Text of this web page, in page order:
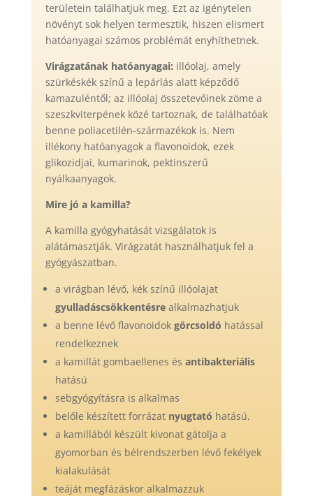
területein találhatjuk meg. Ezt az igénytelen
növényt sok helyen termesztik, hiszen elismert
hatóanyagai számos problémát enyhíthetnek.
Virágzatának hatóanyagai: illóolaj, amely
szürkéskék színű a lepárlás alatt képződő
kamazuléntől; az illóolaj összetevőinek zöme a
szeszkviterpének közé tartoznak, de találhatóak
benne poliacetilén-származékok is. Nem
illékony hatóanyagok a flavonoidok, ezek
glikozidjai, kumarinok, pektinszerű
nyálkaanyagok.
Mire jó a kamilla?
A kamilla gyógyhatását vizsgálatok is
alátámasztják. Virágzatát használhatjuk fel a
gyógyászatban.
a virágban lévő, kék színű illóolajat
gyulladáscsökkentésrealkalmazhatjuk
a benne lévő flavonoidok görcsoldó hatással
rendelkeznek
a kamillát gombaellenes és antibakteriális
hatású
sebgyógyításra is alkalmas
belőle készített forrázat nyugtató hatású,
a kamillából készült kivonat gátolja a
gyomorban és bélrendszerben lévő fekélyek
kialakulását
teáját megfázáskor alkalmazzuk